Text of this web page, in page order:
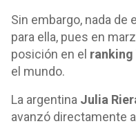
Sin embargo, nada
para ella, pues en
posición en el ranking
el mundo.
La argentina Julia
avanzó directamente